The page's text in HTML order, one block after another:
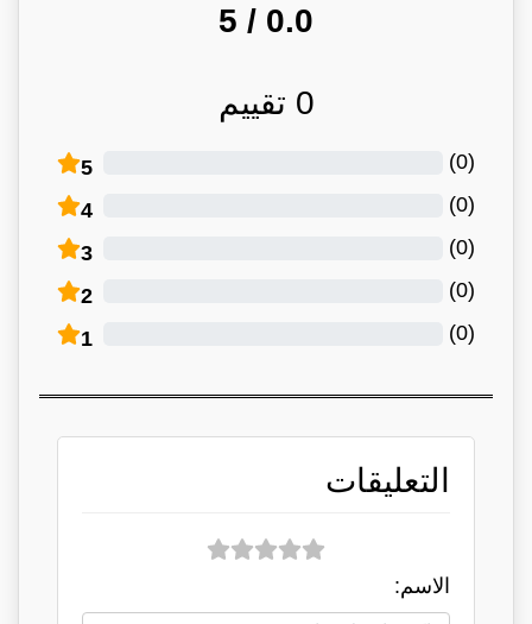
0.0
/ 5
0 تقييم
5 (
0
)
4 (
0
)
3 (
0
)
2 (
0
)
1 (
0
)
التعليقات
الاسم: